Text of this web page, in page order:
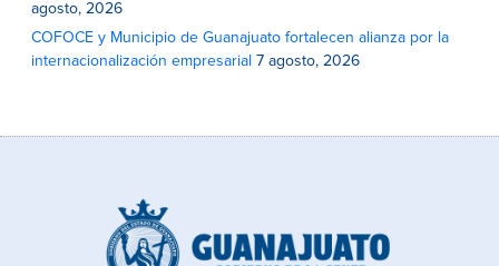
agosto, 2026
COFOCE y Municipio de Guanajuato fortalecen alianza por la
internacionalización empresarial 7 agosto, 2026